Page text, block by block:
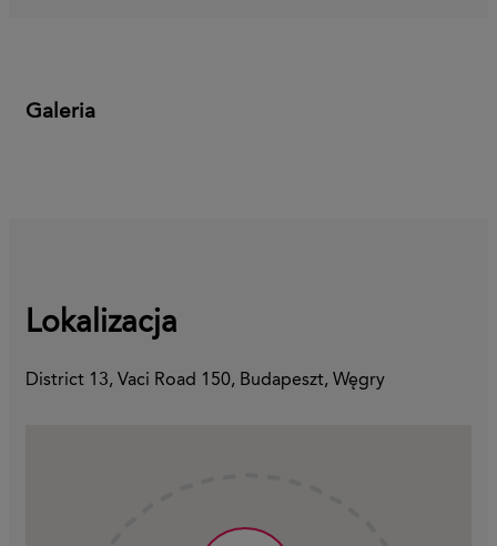
Galeria
Lokalizacja
District 13, Vaci Road 150, Budapeszt, Węgry